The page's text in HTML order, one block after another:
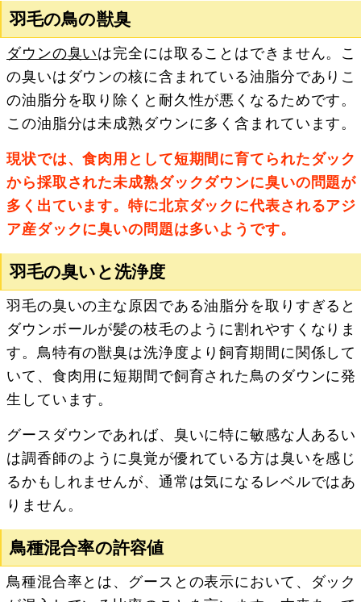
羽毛の鳥の獣臭
ダウンの臭いは完全には取ることはできません。こ
の臭いはダウンの核に含まれている油脂分でありこ
の油脂分を取り除くと耐久性が悪くなるためです。
この油脂分は未成熟ダウンに多く含まれています。
現状では、食肉用として短期間に育てられたダック
から採取された未成熟ダックダウンに臭いの問題が
多く出ています。特に北京ダックに代表されるアジ
ア産ダックに臭いの問題は多いようです。
羽毛の臭いと洗浄度
羽毛の臭いの主な原因である油脂分を取りすぎると
ダウンボールが髪の枝毛のように割れやすくなりま
す。鳥特有の獣臭は洗浄度より飼育期間に関係して
いて、食肉用に短期間で飼育された鳥のダウンに発
生しています。
グースダウンであれば、臭いに特に敏感な人あるい
は調香師のように臭覚が優れている方は臭いを感じ
るかもしれませんが、通常は気になるレベルではあ
りません。
鳥種混合率の許容値
鳥種混合率とは、グースとの表示において、ダック